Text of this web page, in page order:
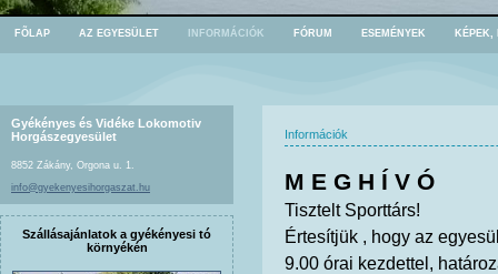
FÕLAP AZ EGYESÜLET INFORMÁCIÓK FÓRUM ESEMÉNYEK KÉPEK,
Gyékényes és Vidéke Lokomotiv
Horgászegyesület
8852 Zákány, Orgona u. 1.
info@gyekenyesihorgaszat.hu
Szállásajánlatok a gyékényesi tó
környékén
Információk
M E G H Í V Ó
Tisztelt Sporttárs!
Értesítjük , hogy az
9.00 órai kezdettel,